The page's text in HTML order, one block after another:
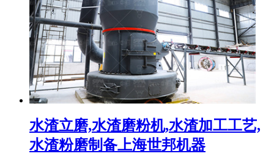
水渣立磨,水渣磨粉机,水渣加工工艺,
水渣粉磨制备上海世邦机器